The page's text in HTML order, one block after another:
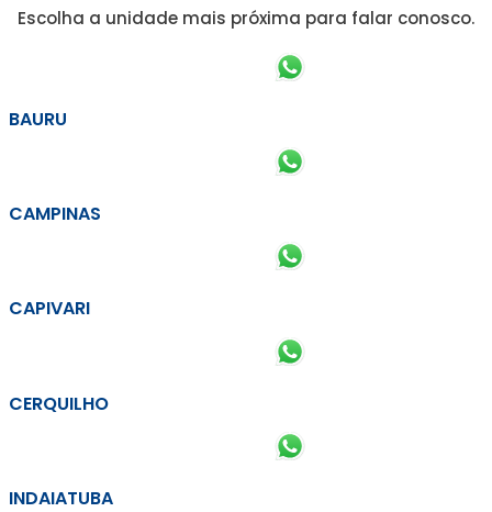
Escolha a unidade mais próxima para falar conosco.
BAURU
CAMPINAS
CAPIVARI
CERQUILHO
INDAIATUBA